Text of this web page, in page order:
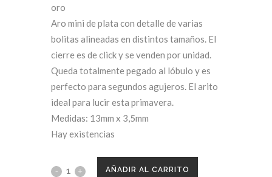
oro
Aro mini de plata con detalle de varias
bolitas alineadas en distintos tamaños. El
cierre es de click y se venden por unidad.
Queda totalmente pegado al lóbulo y es
perfecto para segundos agujeros. El arito
ideal para lucir esta primavera.
Medidas: 13mm x 3,5mm
Hay existencias
AÑADIR AL CARRITO